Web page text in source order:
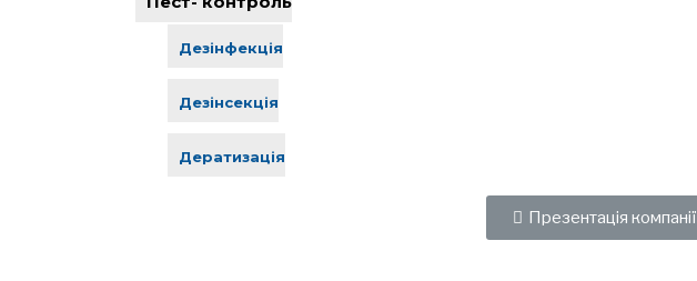
Дезінфекція
Дезінсекція
Дератизація
Презентація компанії